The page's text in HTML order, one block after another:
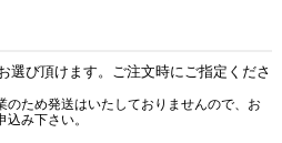
選び頂けます。ご注文時にご指定くださ
ため発送はいたしておりませんので、お
み下さい。